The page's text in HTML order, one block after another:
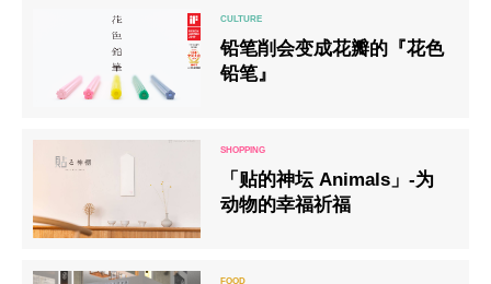
铅笔削会变成花瓣的『花色
铅笔』
「贴的神坛 Animals」-为
动物的幸福祈福